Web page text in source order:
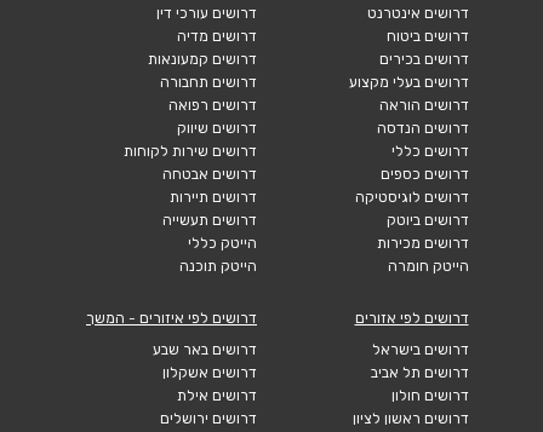
דרושים אינטרנט
דרושים ביטוח
דרושים בכירים
דרושים בעלי מקצוע
דרושים הוראה
דרושים הנדסה
דרושים כללי
דרושים כספים
דרושים לוגיסטיקה
דרושים ביוטק
דרושים מכירות
הייטק חומרה
דרושים עורכי דין
דרושים מדיה
דרושים קמעונאות
דרושים תחבורה
דרושים רפואה
דרושים שיווק
דרושים שירות לקוחות
דרושים אבטחה
דרושים תיירות
דרושים תעשייה
הייטק כללי
הייטק תוכנה
דרושים לפי אזורים
דרושים בישראל
דרושים תל אביב
דרושים חולון
דרושים ראשון לציון
דרושים לפי איזורים - המשך
דרושים באר שבע
דרושים אשקלון
דרושים אילת
דרושים ירושלים